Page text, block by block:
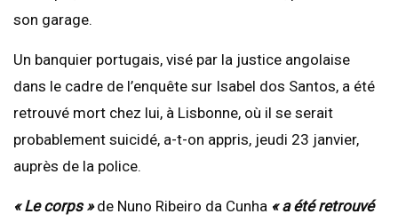
son garage.
Un banquier portugais, visé par la justice angolaise
dans le cadre de l’enquête sur Isabel dos Santos, a été
retrouvé mort chez lui, à Lisbonne, où il se serait
probablement suicidé, a-t-on appris, jeudi 23 janvier,
auprès de la police.
« Le corps »de Nuno Ribeiro da Cunha « a été retrouvé